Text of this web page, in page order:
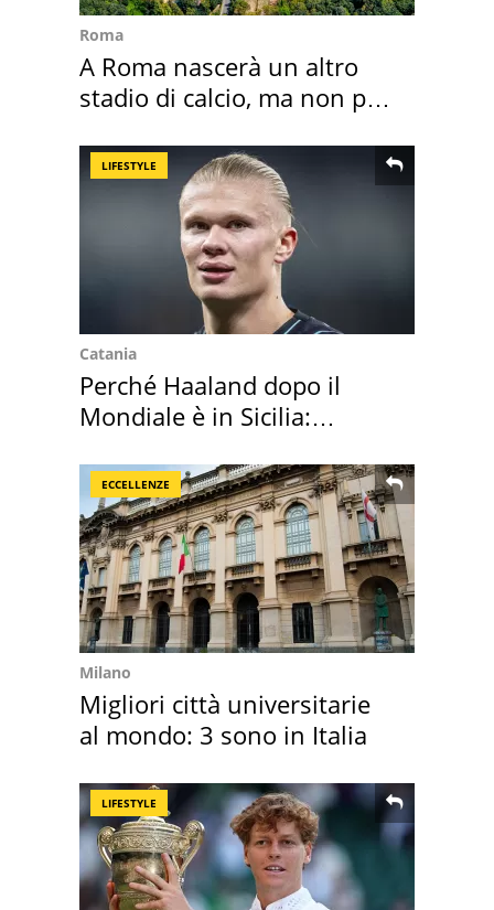
Roma
A Roma nascerà un altro
stadio di calcio, ma non per
LIFESTYLE
Catania
Perché Haaland dopo il
Mondiale è in Sicilia:
ECCELLENZE
Milano
Migliori città universitarie
al mondo: 3 sono in Italia
LIFESTYLE